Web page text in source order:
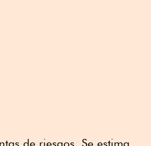
de riesgos. Se estima